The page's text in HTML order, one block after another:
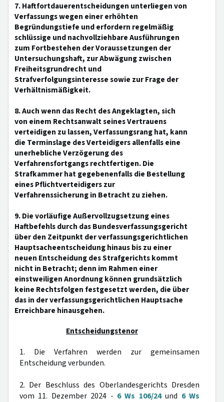
7. Haftfortdauerentscheidungen unterliegen von
Verfassungs wegen einer erhöhten
Begründungstiefe und erfordern regelmäßig
schlüssige und nachvollziehbare Ausführungen
zum Fortbestehen der Voraussetzungen der
Untersuchungshaft, zur Abwägung zwischen
Freiheitsgrundrecht und
Strafverfolgungsinteresse sowie zur Frage der
Verhältnismäßigkeit.
8. Auch wenn das Recht des Angeklagten, sich
von einem Rechtsanwalt seines Vertrauens
verteidigen zu lassen, Verfassungsrang hat, kann
die Terminslage des Verteidigers allenfalls eine
unerhebliche Verzögerung des
Verfahrensfortgangs rechtfertigen. Die
Strafkammer hat gegebenenfalls die Bestellung
eines Pflichtverteidigers zur
Verfahrenssicherung in Betracht zu ziehen.
9. Die vorläufige Außervollzugsetzung eines
Haftbefehls durch das Bundesverfassungsgericht
über den Zeitpunkt der verfassungsgerichtlichen
Hauptsacheentscheidung hinaus bis zu einer
neuen Entscheidung des Strafgerichts kommt
nicht in Betracht; denn im Rahmen einer
einstweiligen Anordnung können grundsätzlich
keine Rechtsfolgen festgesetzt werden, die über
das in der verfassungsgerichtlichen Hauptsache
Erreichbare hinausgehen.
Entscheidungstenor
1. Die Verfahren werden zur gemeinsamen
Entscheidung verbunden.
2. Der Beschluss des Oberlandesgerichts Dresden
vom 11. Dezember 2024 - 6 Ws 106/24und 6 Ws